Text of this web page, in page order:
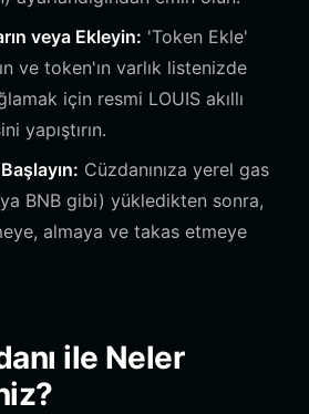
veya Ekleyin: 'Token Ekle'
ve token'ın varlık listenizde
için resmi LOUIS akıllı
yapıştırın.
Cüzdanınıza yerel gas
BNB gibi) yükledikten sonra,
almaya ve takas etmeye
ile Neler